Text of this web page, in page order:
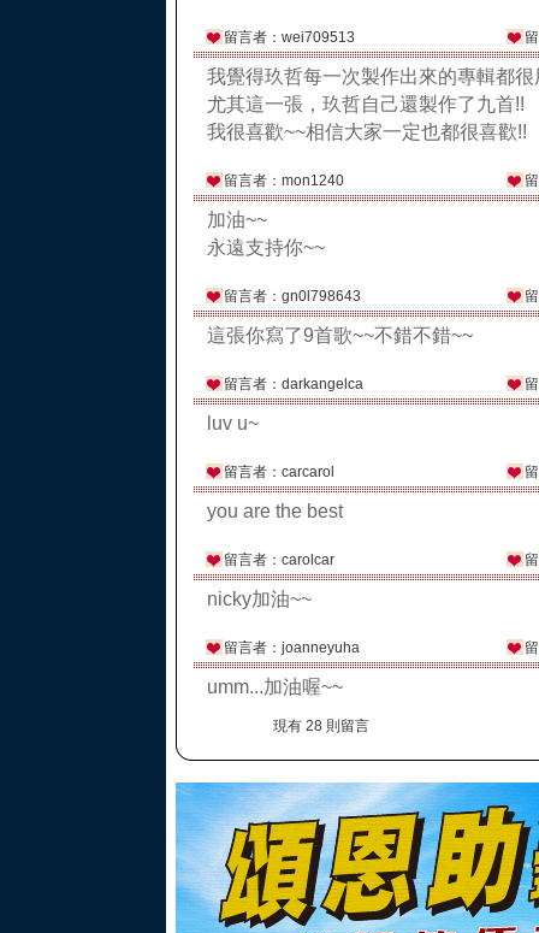
留言者：wei709513
我覺得玖哲每一次製作出來的專輯都很
尤其這一張，玖哲自己還製作了九首!!
我很喜歡~~相信大家一定也都很喜歡!!
留言者：mon1240
加油~~
永遠支持你~~
留言者：gn0l798643
這張你寫了9首歌~~不錯不錯~~
留言者：darkangelca
luv u~
留言者：carcarol
you are the best
留言者：carolcar
nicky加油~~
留言者：joanneyuha
umm...加油喔~~
現有 28 則留言